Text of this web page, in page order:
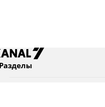
Разделы